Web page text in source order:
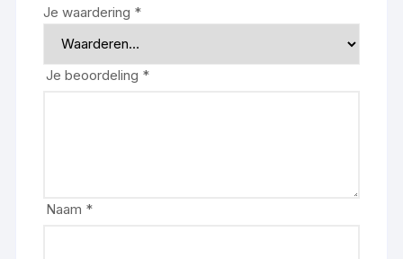
Je waardering *
Je beoordeling *
Naam *